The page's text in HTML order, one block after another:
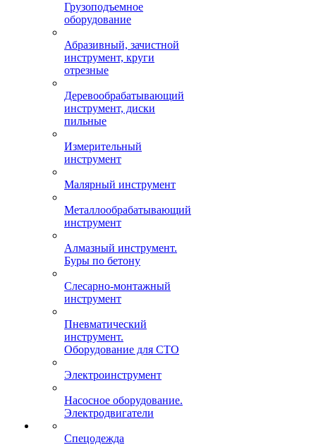
Грузоподъемное
оборудование
Абразивный, зачистной
инструмент, круги
отрезные
Деревообрабатывающий
инструмент, диски
пильные
Измерительный
инструмент
Малярный инструмент
Металлообрабатывающий
инструмент
Алмазный инструмент.
Буры по бетону
Слесарно-монтажный
инструмент
Пневматический
инструмент.
Оборудование для СТО
Электроинструмент
Насосное оборудование.
Электродвигатели
Спецодежда